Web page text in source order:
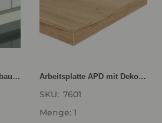
Lüftungsgitter, zum Einbau in die Sockelblende bei Geräte- Umbauten LG40 Arbeitsplatte APD mit Dekorkante, 60 cm tief APD60-180-E
SKU: 7601
Menge: 1